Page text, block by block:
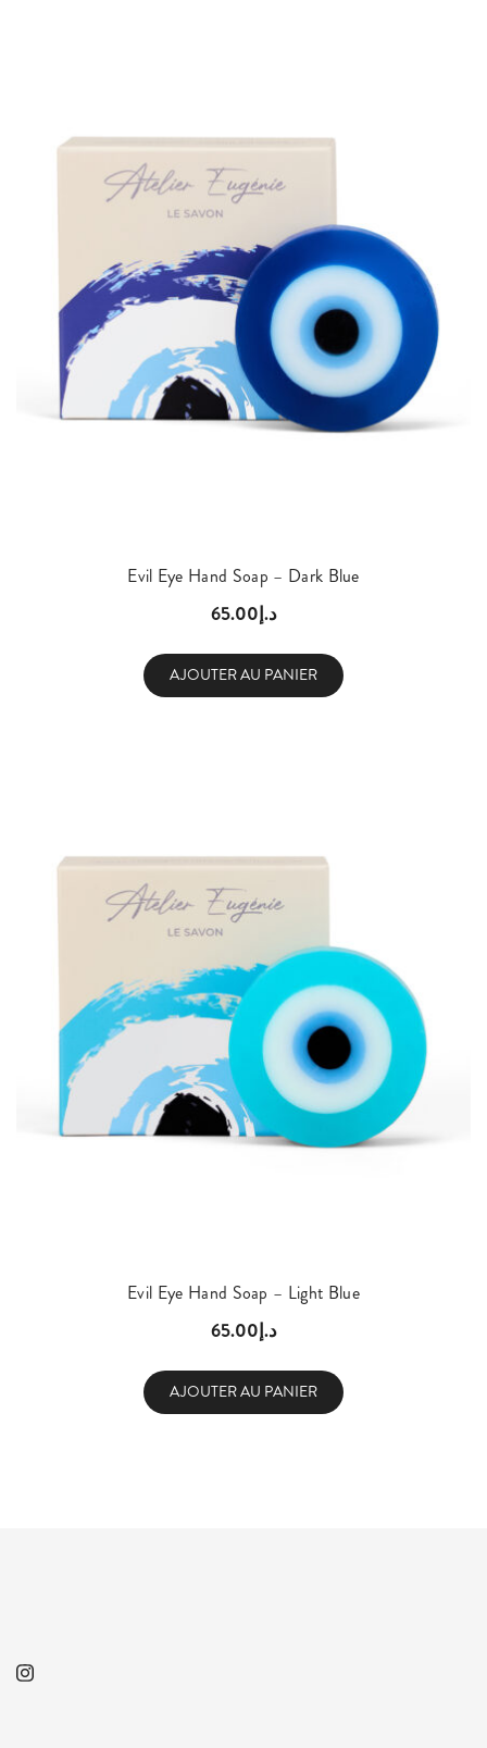
Evil Eye Hand Soap – Dark Blue
د.إ65.00
AJOUTER AU PANIER
Evil Eye Hand Soap – Light Blue
د.إ65.00
AJOUTER AU PANIER